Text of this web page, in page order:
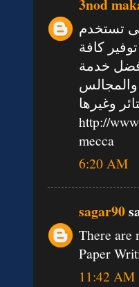
3nod
تستخدم
كافة
خدمة
والمجالس
وغيرها
http://
mecca
6:20 AM
sagar90
There are
Paper
11:42 AM